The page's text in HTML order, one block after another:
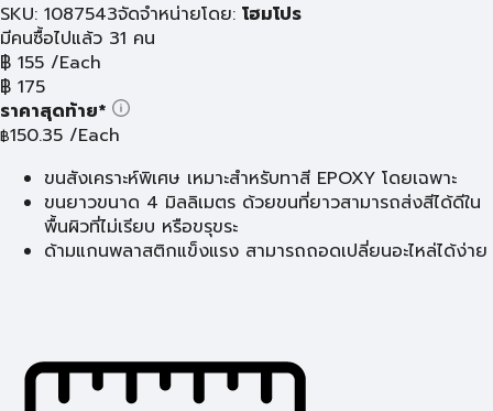
SKU: 1087543จัดจำหน่ายโดย: โฮมโปร
มีคนซื้อไปแล้ว 31 คน
฿ 155 /Each
฿ 175
ราคาสุดท้าย*
฿150.35 /Each
ขนสังเคราะห์พิเศษ เหมาะสำหรับทาสี EPOXY โดยเฉพาะ
ขนยาวขนาด 4 มิลลิเมตร ด้วยขนที่ยาวสามารถส่งสีได้ดีใน
พื้นผิวที่ไม่เรียบ หรือขรุขระ
ด้ามแกนพลาสติกแข็งแรง สามารถถอดเปลี่ยนอะไหล่ได้ง่าย